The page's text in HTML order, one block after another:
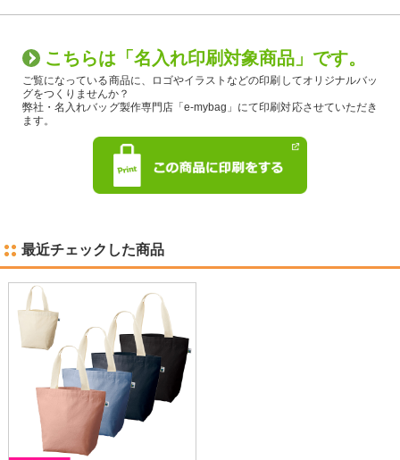
こちらは「名入れ印刷対象商品」です。
ご覧になっている商品に、ロゴやイラストなどの印刷してオリジナルバッ
グをつくりませんか？
弊社・名入れバッグ製作専門店「e-mybag」にて印刷対応させていただき
ます。
最近チェックした商品